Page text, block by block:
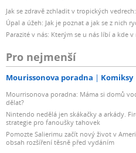
Jak se zdravě zchladit v tropických
Úpal a úžeh: Jak je poznat a jak se z nich
Parazité v nás: Kterým se u nás líbí a kde
Pro nejmenší
Mourissonova poradna Komiksy
Mourrisonova poradna: Máma si domů
dělat?
Nintendo nedělá jen skákačky a arkády.
strategie pro fanoušky tahovek
Pomozte Salierimu začít nový život v
obsah rozšíření těsně před vydáním